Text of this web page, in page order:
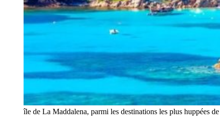
île de La Maddalena, parmi les destinations les plus huppées